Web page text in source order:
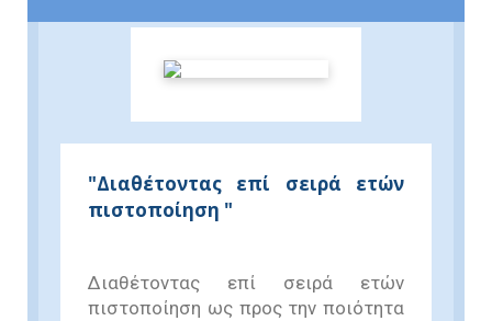
"Διαθέτοντας επί σειρά ετών
πιστοποίηση "
Διαθέτοντας επί σειρά ετών
πιστοποίηση ως προς την ποιότητα